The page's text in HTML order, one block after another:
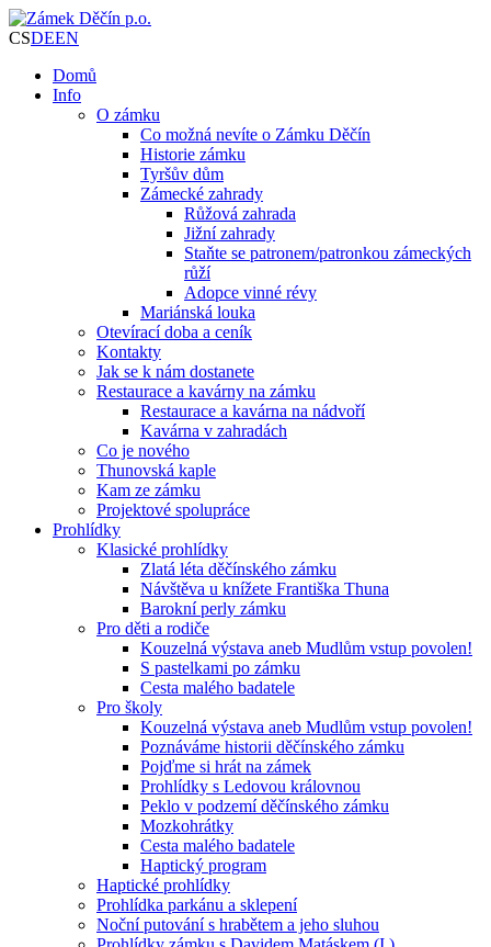
CSDEEN
Domů
Info
O zámku
Co možná nevíte o Zámku Děčín
Historie zámku
Tyršův dům
Zámecké zahrady
Růžová zahrada
Jižní zahrady
Staňte se patronem/patronkou zámeckých
růží
Adopce vinné révy
Mariánská louka
Otevírací doba a ceník
Kontakty
Jak se k nám dostanete
Restaurace a kavárny na zámku
Restaurace a kavárna na nádvoří
Kavárna v zahradách
Co je nového
Thunovská kaple
Kam ze zámku
Projektové spolupráce
Prohlídky
Klasické prohlídky
Zlatá léta děčínského zámku
Návštěva u knížete Františka Thuna
Barokní perly zámku
Pro děti a rodiče
Kouzelná výstava aneb Mudlům vstup povolen!
S pastelkami po zámku
Cesta malého badatele
Pro školy
Kouzelná výstava aneb Mudlům vstup povolen!
Poznáváme historii děčínského zámku
Pojďme si hrát na zámek
Prohlídky s Ledovou královnou
Peklo v podzemí děčínského zámku
Mozkohrátky
Cesta malého badatele
Haptický program
Haptické prohlídky
Prohlídka parkánu a sklepení
Noční putování s hrabětem a jeho sluhou